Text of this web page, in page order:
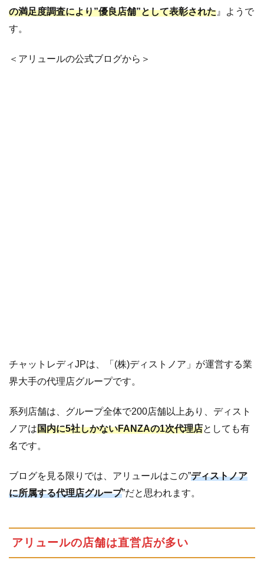
の満足度調査により”優良店舗”として表彰された 』ようで
す。
＜アリュールの公式ブログから＞
チャットレディJPは、「(株)ディストノア」が運営する業
界大手の代理店グループです。
系列店舗は、グループ全体で200店舗以上あり、ディスト
ノアは国内に5社しかないFANZAの1次代理店としても有
名です。
ブログを見る限りでは、アリュールはこの”ディストノア
に所属する代理店グループ”だと思われます。
アリュールの店舗は直営店が多い